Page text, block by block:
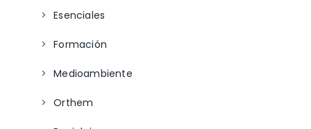
Esenciales
Formación
Medioambiente
Orthem